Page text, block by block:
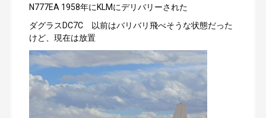
N777EA 1958年にKLMにデリバリーされた
ダグラスDC7C 以前はバリバリ飛べそうな状態だった
けど、現在は放置